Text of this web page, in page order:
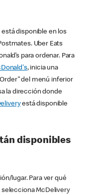
disponible en los
Uber Eats
para ordenar. Para
, inicia una
del menú inferior
la dirección donde
está disponible
disponibles
lugar. Para ver qué
McDelivery